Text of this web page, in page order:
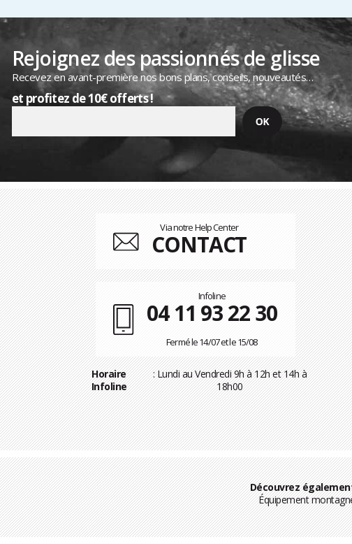
Rejoignez des passionnés de glisse
Recevez en avant-première nos bons plans, conseils, nouveautés…
et profitez de 10€ offerts !
Via notre Help Center
CONTACT
Infoline
04 11 93 22 30
Fermé le 14/07 et le 15/08
Horaire
Infoline
: Lundi au Vendredi 9h à 12h et 14h à
18h00
Découvrez
Équipement